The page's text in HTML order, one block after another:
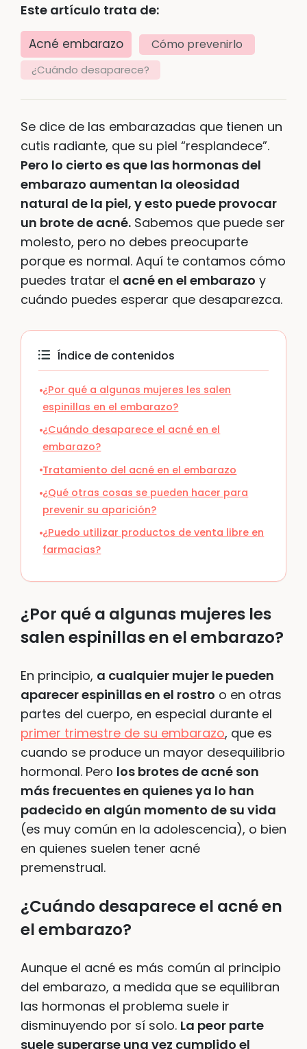
Este artículo trata de:
Acné embarazo Cómo prevenirlo
¿Cuándo desaparece?
Se dice de las embarazadas que tienen un
cutis radiante, que su piel “resplandece”.
Pero lo cierto es que las hormonas del
embarazo aumentan la oleosidad
natural de la piel, y esto puede provocar
un brote de acné. Sabemos que puede ser
molesto, pero no debes preocuparte
porque es normal. Aquí te contamos cómo
puedes tratar el acné en el embarazo y
cuándo puedes esperar que desaparezca.
Índice de contenidos
¿Por qué a algunas mujeres les salen
espinillas en el embarazo?
¿Cuándo desaparece el acné en el
embarazo?
Tratamiento del acné en el embarazo
¿Qué otras cosas se pueden hacer para
prevenir su aparición?
¿Puedo utilizar productos de venta libre en
farmacias?
¿Por qué a algunas mujeres les
salen espinillas en el embarazo?
En principio, a cualquier mujer le pueden
aparecer espinillas en el rostro o en otras
partes del cuerpo, en especial durante el
primer trimestre de su embarazo, que es
cuando se produce un mayor desequilibrio
hormonal. Pero los brotes de acné son
más frecuentes en quienes ya lo han
padecido en algún momento de su vida
(es muy común en la adolescencia), o bien
en quienes suelen tener acné
premenstrual.
¿Cuándo desaparece el acné en
el embarazo?
Aunque el acné es más común al principio
del embarazo, a medida que se equilibran
las hormonas el problema suele ir
disminuyendo por sí solo. La peor parte
suele superarse una vez cumplido el